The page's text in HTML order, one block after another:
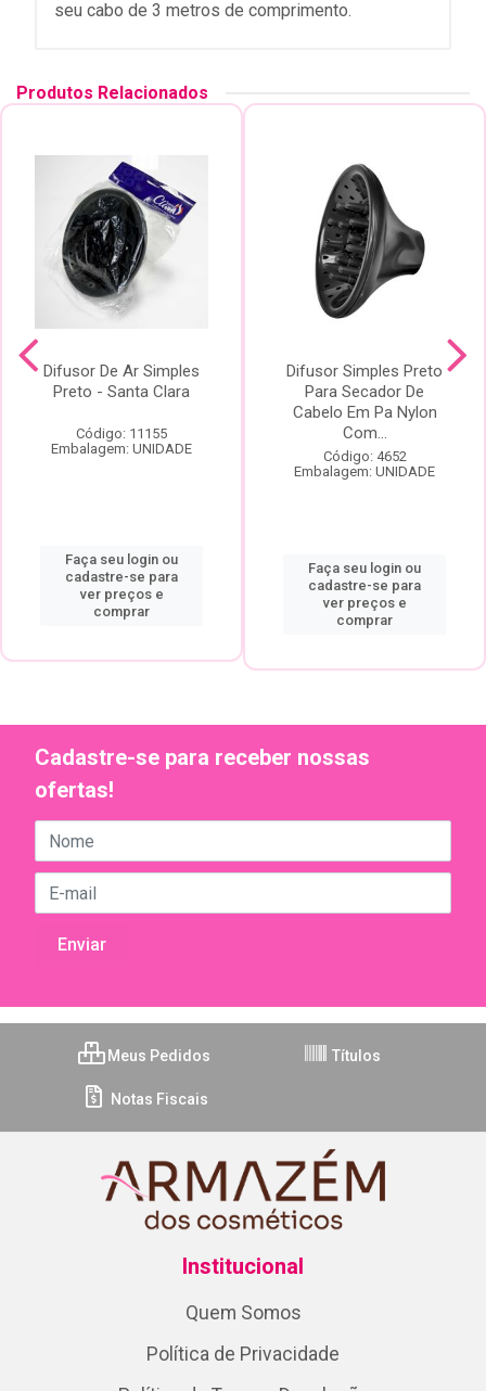
seu cabo de 3 metros de comprimento.
Produtos Relacionados
Difusor De Ar Simples
Preto - Santa Clara
Código: 11155
Embalagem: UNIDADE
Faça seu login ou
cadastre-se para
ver preços e
comprar
Difusor Simples Preto
Para Secador De
Cabelo Em Pa Nylon
Com...
Código: 4652
Embalagem: UNIDADE
Faça seu login ou
cadastre-se para
ver preços e
comprar
Cadastre-se para receber nossas
ofertas!
Meus Pedidos Títulos
Notas Fiscais
Institucional
Quem Somos
Política de Privacidade